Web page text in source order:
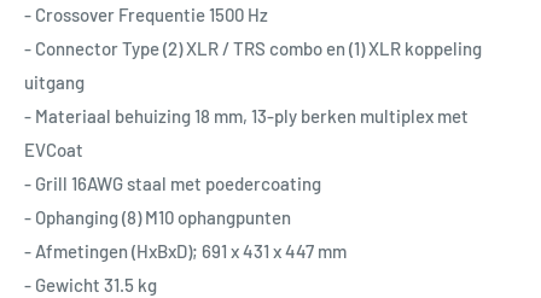
- Crossover Frequentie 1500 Hz
- Connector Type (2) XLR / TRS combo en (1) XLR koppeling
uitgang
- Materiaal behuizing 18 mm, 13-ply berken multiplex met
EVCoat
- Grill 16AWG staal met poedercoating
- Ophanging (8) M10 ophangpunten
- Afmetingen (HxBxD); 691 x 431 x 447 mm
- Gewicht 31.5 kg